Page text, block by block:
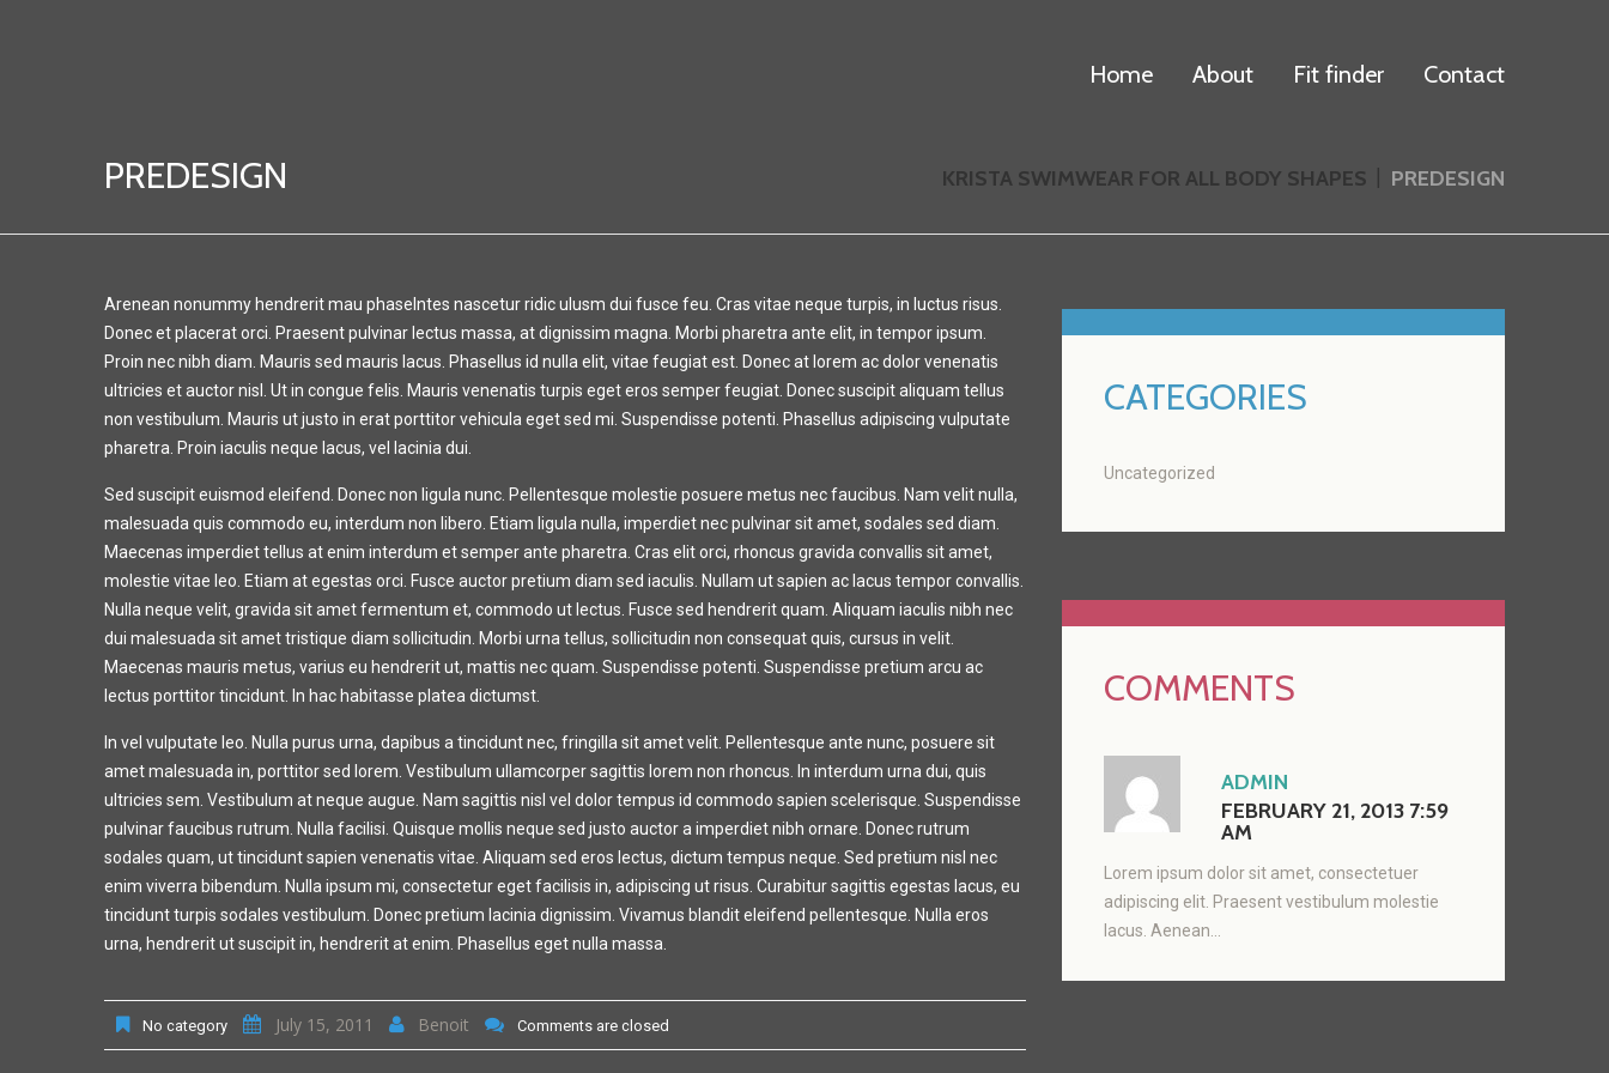
Home About Fit finder Contact
PREDESIGN KRISTA SWIMWEAR FOR ALL BODY SHAPES PREDESIGN
Arenean nonummy hendrerit mau phaselntes nascetur ridic ulusm dui fusce feu. Cras vitae neque turpis, in luctus risus.
Donec et placerat orci. Praesent pulvinar lectus massa, at dignissim magna. Morbi pharetra ante elit, in tempor ipsum.
Proin nec nibh diam. Mauris sed mauris lacus. Phasellus id nulla elit, vitae feugiat est. Donec at lorem ac dolor venenatis
ultricies et auctor nisl. Ut in congue felis. Mauris venenatis turpis eget eros semper feugiat. Donec suscipit aliquam tellus
non vestibulum. Mauris ut justo in erat porttitor vehicula eget sed mi. Suspendisse potenti. Phasellus adipiscing vulputate
pharetra. Proin iaculis neque lacus, vel lacinia dui.
Sed suscipit euismod eleifend. Donec non ligula nunc. Pellentesque molestie posuere metus nec faucibus. Nam velit nulla,
malesuada quis commodo eu, interdum non libero. Etiam ligula nulla, imperdiet nec pulvinar sit amet, sodales sed diam.
Maecenas imperdiet tellus at enim interdum et semper ante pharetra. Cras elit orci, rhoncus gravida convallis sit amet,
molestie vitae leo. Etiam at egestas orci. Fusce auctor pretium diam sed iaculis. Nullam ut sapien ac lacus tempor convallis.
Nulla neque velit, gravida sit amet fermentum et, commodo ut lectus. Fusce sed hendrerit quam. Aliquam iaculis nibh nec
dui malesuada sit amet tristique diam sollicitudin. Morbi urna tellus, sollicitudin non consequat quis, cursus in velit.
Maecenas mauris metus, varius eu hendrerit ut, mattis nec quam. Suspendisse potenti. Suspendisse pretium arcu ac
lectus porttitor tincidunt. In hac habitasse platea dictumst.
In vel vulputate leo. Nulla purus urna, dapibus a tincidunt nec, fringilla sit amet velit. Pellentesque ante nunc, posuere sit
amet malesuada in, porttitor sed lorem. Vestibulum ullamcorper sagittis lorem non rhoncus. In interdum urna dui, quis
ultricies sem. Vestibulum at neque augue. Nam sagittis nisl vel dolor tempus id commodo sapien scelerisque. Suspendisse
pulvinar faucibus rutrum. Nulla facilisi. Quisque mollis neque sed justo auctor a imperdiet nibh ornare. Donec rutrum
sodales quam, ut tincidunt sapien venenatis vitae. Aliquam sed eros lectus, dictum tempus neque. Sed pretium nisl nec
enim viverra bibendum. Nulla ipsum mi, consectetur eget facilisis in, adipiscing ut risus. Curabitur sagittis egestas lacus, eu
tincidunt turpis sodales vestibulum. Donec pretium lacinia dignissim. Vivamus blandit eleifend pellentesque. Nulla eros
urna, hendrerit ut suscipit in, hendrerit at enim. Phasellus eget nulla massa.
No category July 15, 2011 Benoit Comments are closed
CATEGORIES
Uncategorized
COMMENTS
ADMIN
FEBRUARY 21, 2013 7:59
AM
Lorem ipsum dolor sit amet, consectetuer
adipiscing elit. Praesent vestibulum molestie
lacus. Aenean...